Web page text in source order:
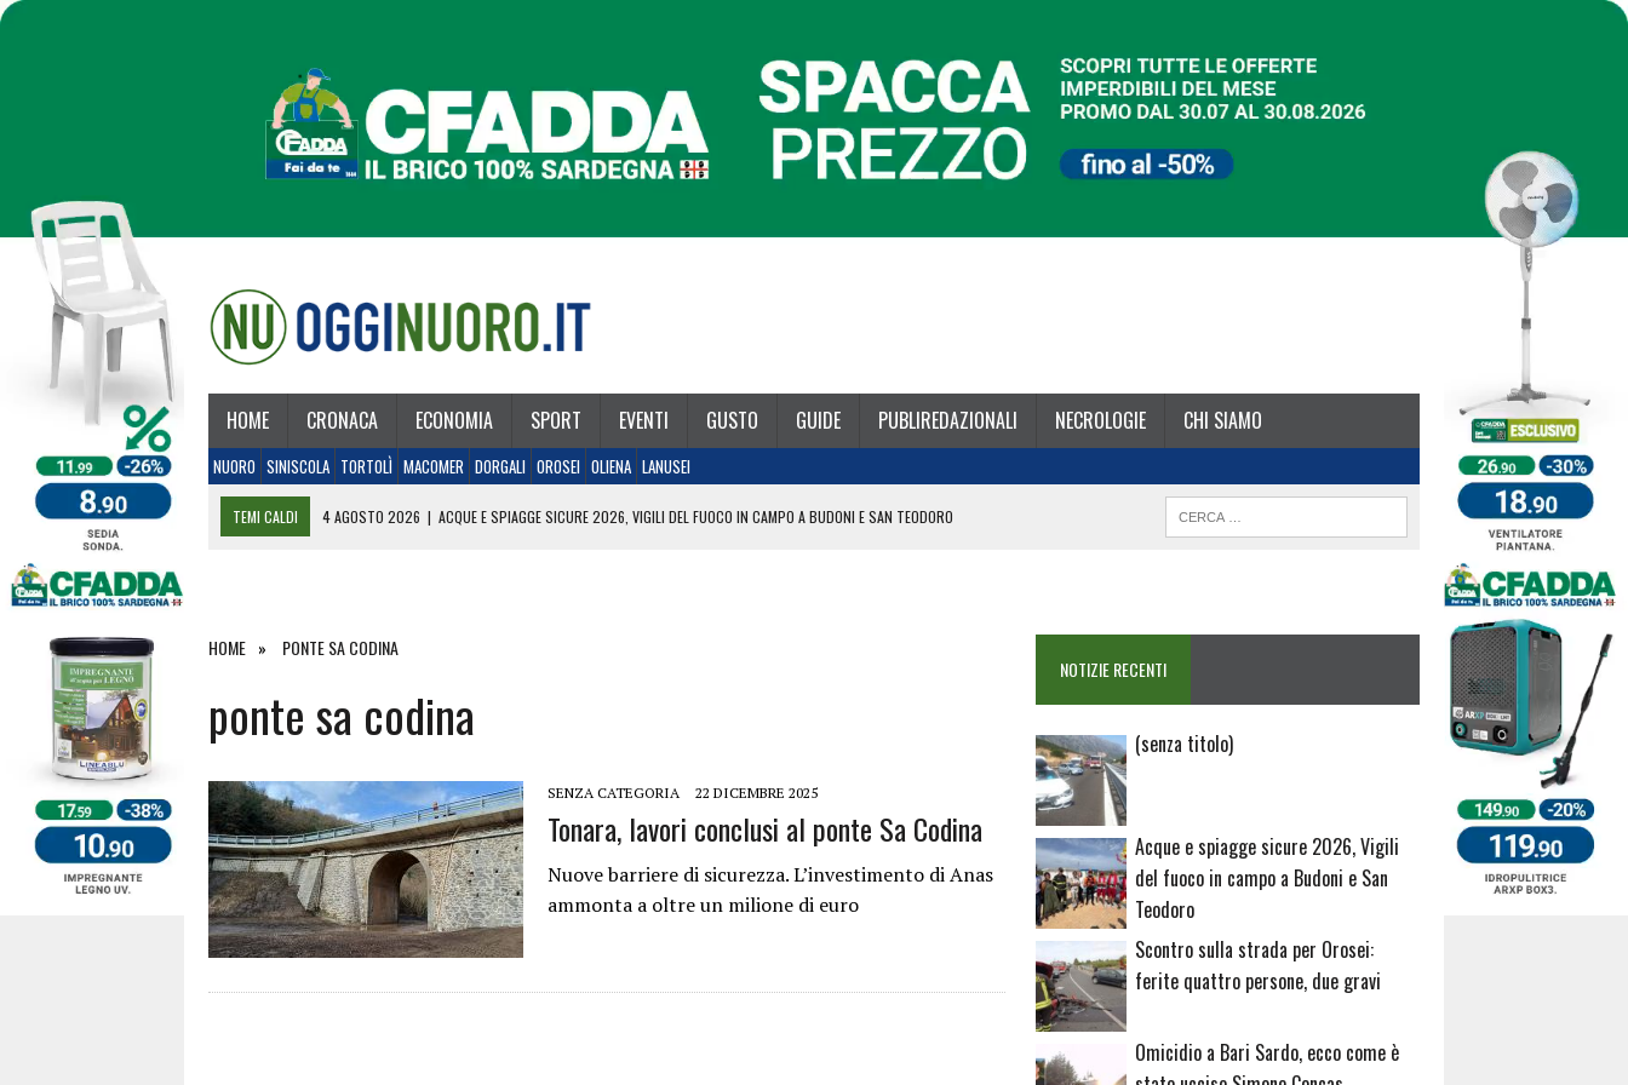
HOME CRONACA ECONOMIA SPORT EVENTI GUSTO GUIDE PUBLIREDAZIONALI NECROLOGIE CHI SIAMO
NUORO SINISCOLA TORTOLÌ MACOMER DORGALI OROSEI OLIENA LANUSEI
TEMI CALDI 4 AGOSTO 2026 | ACQUE E SPIAGGE SICURE 2026, VIGILI DEL FUOCO IN CAMPO A BUDONI E SAN TEODORO
26 LUGLIO 2026
| PAURA SULLA 389: VIOLENTO SCONTRO TRA 2 AUTO AL BIVIO PER FONNI, 5 FERITI
HOME PONTE SA CODINA
ponte sa codina
SENZA CATEGORIA 22 DICEMBRE 2025
Tonara, lavori conclusi al ponte Sa Codina
Nuove barriere di sicurezza. L’investimento di Anas
ammonta a oltre un milione di euro
NOTIZIE RECENTI
(senza titolo)Articolo
Acque e spiagge sicure 2026, Vigili
del fuoco in campo a Budoni e San
Teodoro
Scontro sulla strada per Orosei:
ferite quattro persone, due gravi
Omicidio a Bari Sardo, ecco come è